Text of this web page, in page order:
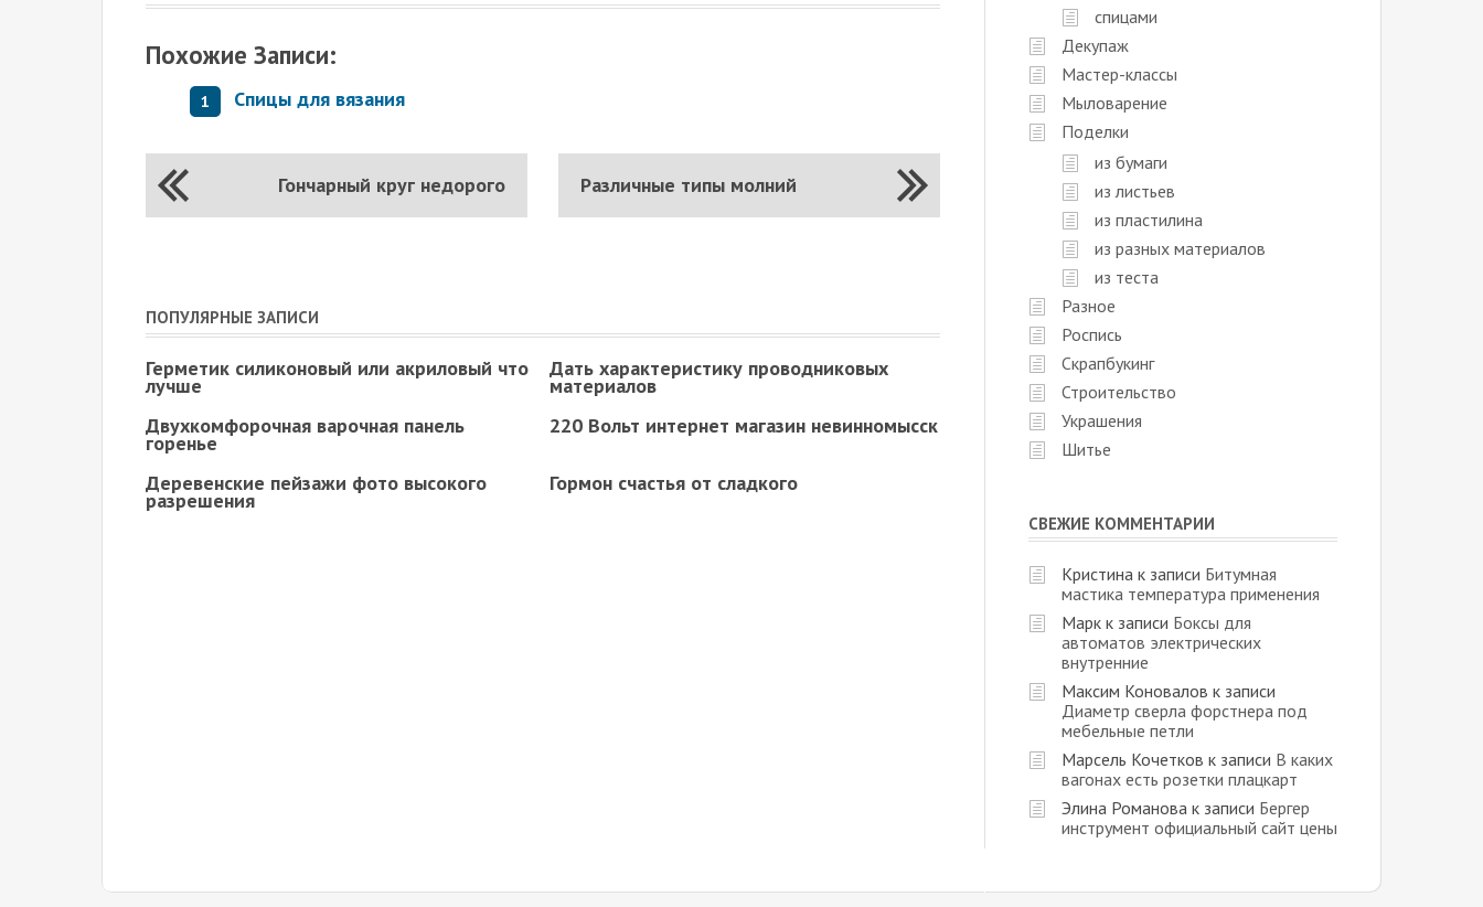
Похожие Записи:
Спицы для вязания
Различные типы молний
Гончарный круг недорого
ПОПУЛЯРНЫЕ ЗАПИСИ
Герметик силиконовый или акриловый что
лучше
Дать характеристику проводниковых
материалов
Двухкомфорочная варочная панель
горенье
220 Вольт интернет магазин невинномысск
Деревенские пейзажи фото высокого
разрешения
Гормон счастья от сладкого
спицами
Декупаж
Мастер-классы
Мыловарение
Поделки
из бумаги
из листьев
из пластилина
из разных материалов
из теста
Разное
Роспись
Скрапбукинг
Строительство
Украшения
Шитье
СВЕЖИЕ КОММЕНТАРИИ
Кристина к записи Битумная
мастика температура применения
Марк к записи Боксы для
автоматов электрических
внутренние
Максим Коновалов к записи
Диаметр сверла форстнера под
мебельные петли
Марсель Кочетков к записи В каких
вагонах есть розетки плацкарт
Элина Романова к записи Бергер
инструмент официальный сайт цены